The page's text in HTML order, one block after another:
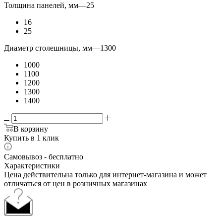
Толщина панелей, мм—25
16
25
Диаметр столешницы, мм—1300
1000
1100
1200
1300
1400
В корзину
Купить в 1 клик
Самовывоз - бесплатно
Характеристики
Цена действительна только для интернет-магазина и может
отличаться от цен в розничных магазинах